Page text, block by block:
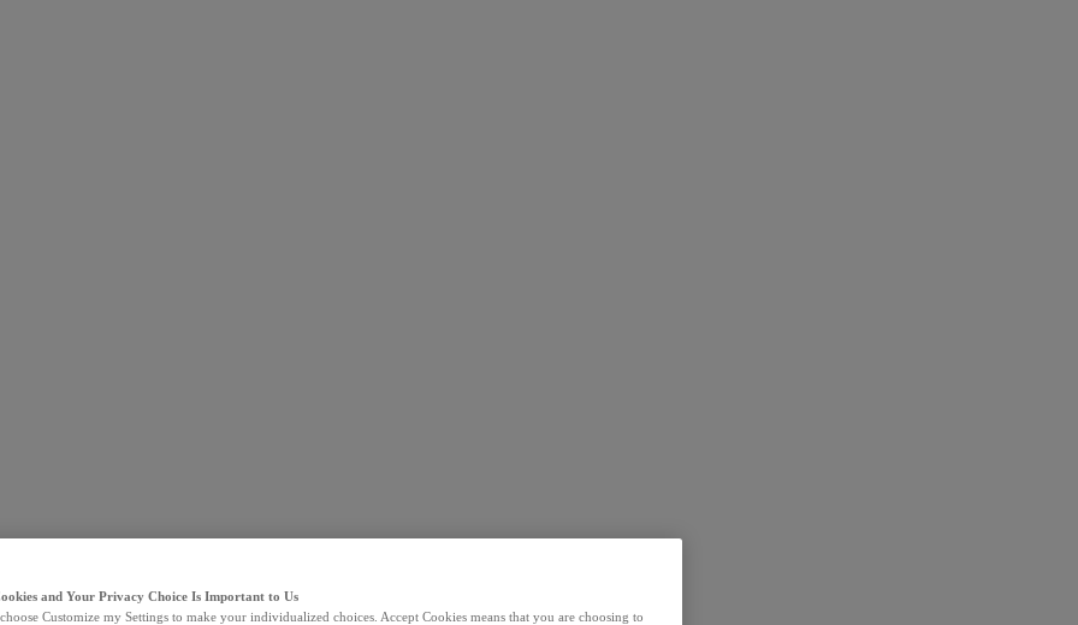
and Your Privacy Choice Is Important to Us
Customize my Settings to make your individualized choices. Accept Cookies means that you are choosing to